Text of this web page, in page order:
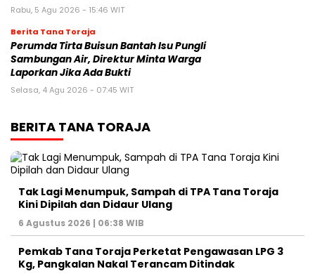
Rabu, 5 Agu 2026 - 15:46 WIT
Berita Tana Toraja
Perumda Tirta Buisun Bantah Isu Pungli
Sambungan Air, Direktur Minta Warga
Laporkan Jika Ada Bukti
Selasa, 4 Agu 2026 - 07:45 WIT
BERITA TANA TORAJA
Tak Lagi Menumpuk, Sampah di TPA Tana Toraja
Kini Dipilah dan Didaur Ulang
6 Agustus 2026 | 06:38 WIB
Pemkab Tana Toraja Perketat Pengawasan LPG 3
Kg, Pangkalan Nakal Terancam Ditindak